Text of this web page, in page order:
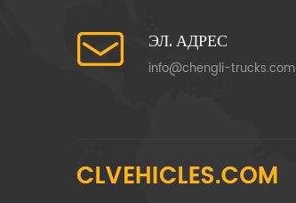
ЭЛ. АДРЕС
info@chengli-trucks.com